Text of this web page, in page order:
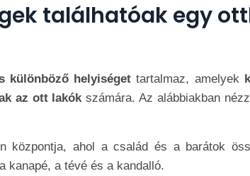
találhatóak egy
különböző helyiséget tartalmaz, amelyek
az ott lakókszámára. Az alábbiakban
központja, ahol a család és a barátok
kanapé, a tévé és a kandalló.